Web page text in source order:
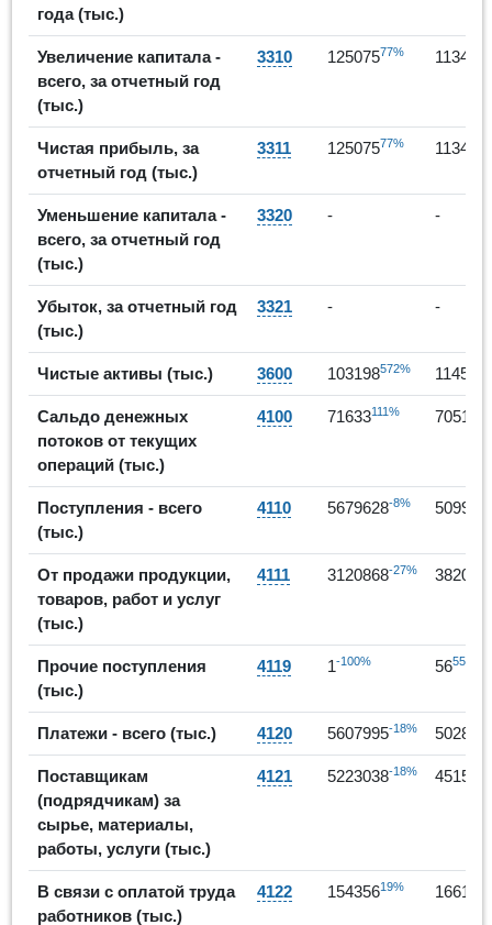
года (тыс.)
Увеличение капитала -
всего, за отчетный год
(тыс.)
3310 12507577% 11341
Чистая прибыль, за
отчетный год (тыс.)
3311 12507577% 11341
Уменьшение капитала -
всего, за отчетный год
(тыс.)
3320 - -
Убыток, за отчетный год
(тыс.)
3321 - -
Чистые активы (тыс.) 3600 103198572% 114539
Сальдо денежных
потоков от текущих
операций (тыс.)
4100 71633111% 70513
Поступления - всего
(тыс.)
4110 5679628-8%
От продажи продукции,
товаров, работ и услуг
(тыс.)
4111 3120868-27%
Прочие поступления
(тыс.)
4119 1-100% 565500%
Платежи - всего (тыс.) 4120 5607995-18%
Поставщикам
(подрядчикам) за
сырье, материалы,
работы, услуги (тыс.)
4121 5223038-18%
В связи с оплатой труда
работников (тыс.)
4122 15435619% 166139